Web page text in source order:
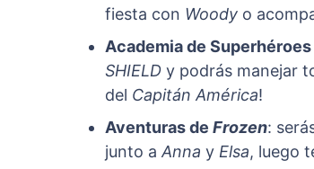
fiesta con Woody o
Academia de Superhéroes
SHIELD y podrás manejar
del Capitán América!
Aventuras de Frozen:
junto a Anna y Elsa, luego